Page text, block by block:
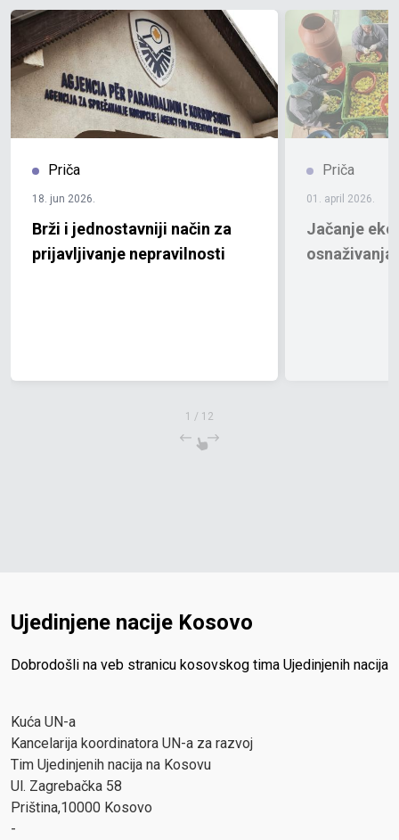
Priča
18. jun 2026.
Brži i jednostavniji način za
prijavljivanje nepravilnosti
Priča
01. april 2026.
Jačanje
osnaživanja
1 / 12
Ujedinjene nacije Kosovo
Dobrodošli na veb stranicu kosovskog tima Ujedinjenih nacija
Kuća UN-a
Kancelarija koordinatora UN-a za razvoj
Tim Ujedinjenih nacija na Kosovu
Ul. Zagrebačka 58
Priština,10000 Kosovo
-